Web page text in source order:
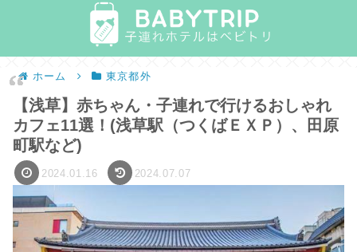
ホーム 東京都外
【浅草】赤ちゃん・子連れで行けるおしゃれ
カフェ11選！(浅草駅（つくばＥＸＰ）、田原
町駅など)
2024.01.16 2024.07.07